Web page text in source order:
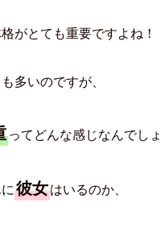
虎(はなだひでとら)さん